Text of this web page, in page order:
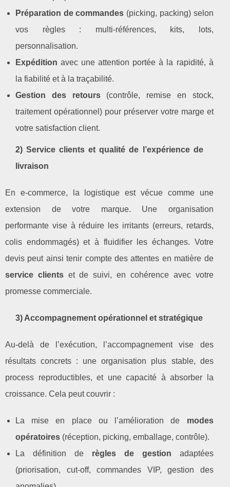
Préparation de commandes (picking, packing) selon
vos règles : multi‑références, kits, lots,
personnalisation.
Expédition avec une attention portée à la rapidité, à
la fiabilité et à la traçabilité.
Gestion des retours(contrôle, remise en stock,
traitement opérationnel) pour préserver votre marge et
votre satisfaction client.
2) Service clients et qualité de l’expérience de
livraison
En e‑commerce, la logistique est vécue comme une
extension de votre marque. Une organisation
performante vise à réduire les irritants (erreurs, retards,
colis endommagés) et à fluidifier les échanges. Votre
devis peut ainsi tenir compte des attentes en matière de
service clientset de suivi, en cohérence avec votre
promesse commerciale.
3) Accompagnement opérationnel et stratégique
Au‑delà de l’exécution, l’accompagnement vise des
résultats concrets : une organisation plus stable, des
process reproductibles, et une capacité à absorber la
croissance. Cela peut couvrir :
La mise en place ou l’amélioration de modes
opératoires (réception, picking, emballage, contrôle).
La définition de règles de gestion adaptées
(priorisation, cut‑off, commandes VIP, gestion des